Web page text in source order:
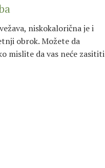
niskokalorična je i
obrok. Možete da
mislite da vas neće zasititi